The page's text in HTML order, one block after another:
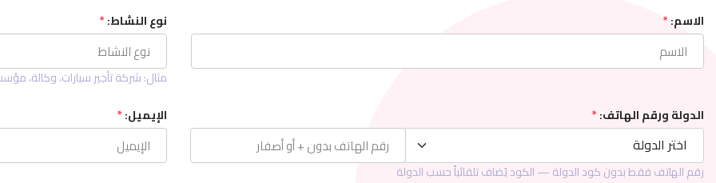
الاسم:* نوع النشاط:*
مثال: شركة تأجير سيارات، وكالة،
الدولة ورقم الهاتف:*
اختر الدولة
اختر الدولة
رقم الهاتف فقط بدون كود الدولة — الكود يُضاف تلقائياً حسب الدولة
الإيميل:*